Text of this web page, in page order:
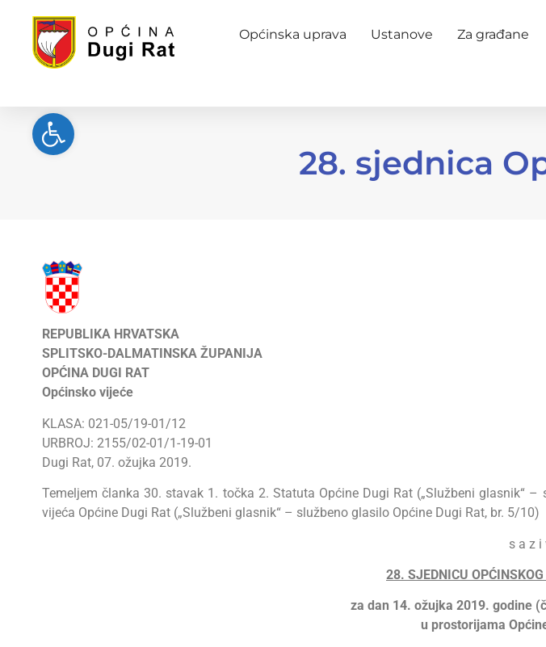
Općinska uprava Ustanove Za građane
28. sjednica
REPUBLIKA HRVATSKA
SPLITSKO-DALMATINSKA ŽUPANIJA
OPĆINA DUGI RAT
Općinsko vijeće
KLASA: 021-05/19-01/12
URBROJ: 2155/02-01/1-19-01
Dugi Rat, 07. ožujka 2019.
Temeljem članka 30. stavak 1. točka 2. Statuta Općine Dugi Rat („Službeni glasnik“
vijeća Općine Dugi Rat („Službeni glasnik“ – službeno glasilo Općine Dugi Rat, br. 5/10)
s a z i
28. SJEDNICU
za dan 14. ožujka 2019. godine
u prostorijama
Open toolbar